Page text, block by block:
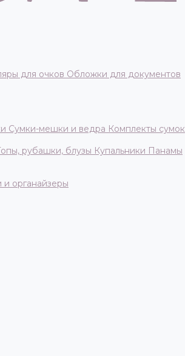
для очков Обложки для документов
Сумки-мешки и ведра Комплекты сумок
рубашки, блузы Купальники Панамы
органайзеры